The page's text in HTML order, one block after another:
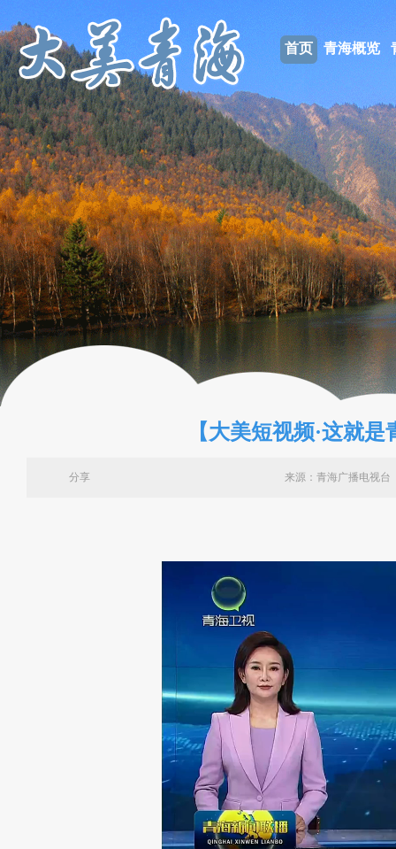
首页 青海概览
【大美短视频·这就
来源：青海广播电视
分享